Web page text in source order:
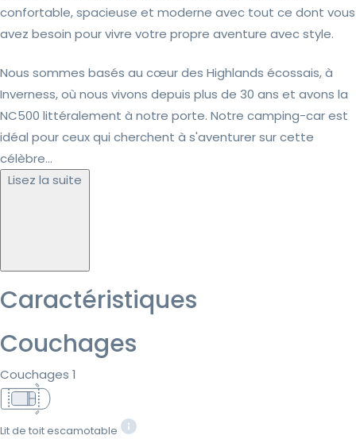
confortable, spacieuse et moderne avec tout ce dont vous
avez besoin pour vivre votre propre aventure avec style.
Nous sommes basés au cœur des Highlands écossais, à
Inverness, où nous vivons depuis plus de 30 ans et avons la
NC500 littéralement à notre porte. Notre camping-car est
idéal pour ceux qui cherchent à s'aventurer sur cette
célèbre...
Lisez la suite
Caractéristiques
Couchages
Couchages 1
Lit de toit escamotable